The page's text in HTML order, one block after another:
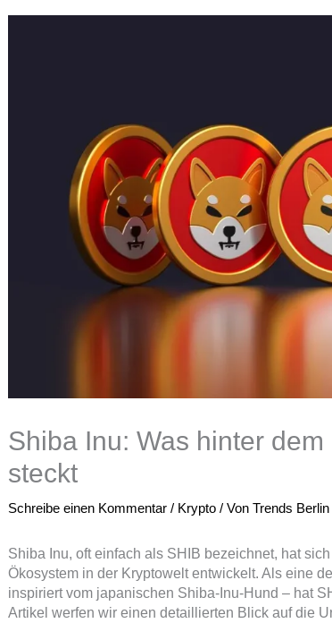
Shiba Inu: Was hinter
steckt
Schreibe einen Kommentar / Krypto / VonTrends Berlin
Shiba Inu, oft einfach als SHIB bezeichnet, hat
Ökosystem in der Kryptowelt entwickelt. Als eine
inspiriert vom japanischen Shiba-Inu-Hund – hat
Artikel werfen wir einen detaillierten Blick auf die